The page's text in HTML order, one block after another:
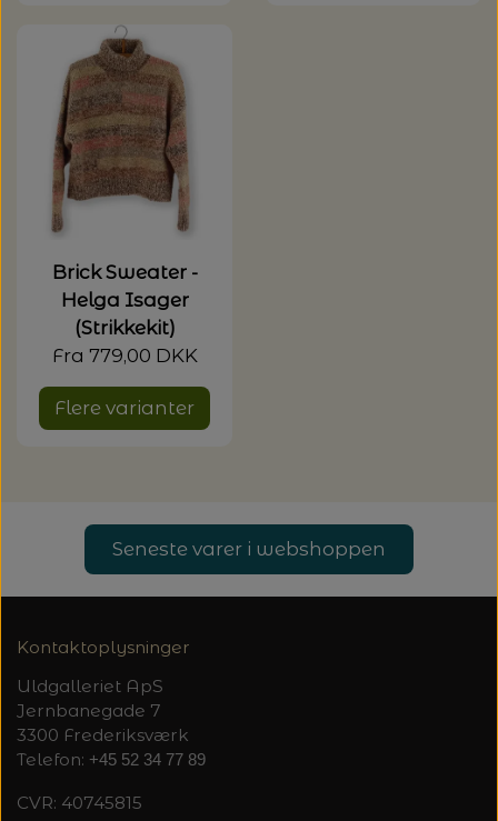
Brick Sweater -
Helga Isager
(Strikkekit)
Fra 779,00 DKK
Flere varianter
Seneste varer i webshoppen
Kontaktoplysninger
Uldgalleriet ApS
Jernbanegade 7
3300 Frederiksværk
Telefon: +45 52 34 77 89
CVR: 40745815